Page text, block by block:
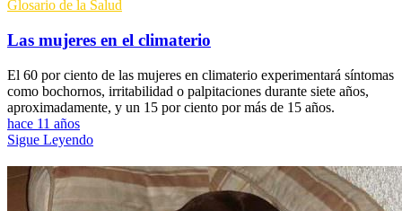
Glosario de la Salud
Las mujeres en el climaterio
El 60 por ciento de las mujeres en climaterio experimentará síntomas
como bochornos, irritabilidad o palpitaciones durante siete años,
aproximadamente, y un 15 por ciento por más de 15 años.
hace 11 años
Sigue Leyendo